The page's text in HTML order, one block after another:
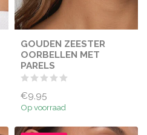
GOUDEN ZEESTER
OORBELLEN MET
PARELS
€9,95
Op voorraad